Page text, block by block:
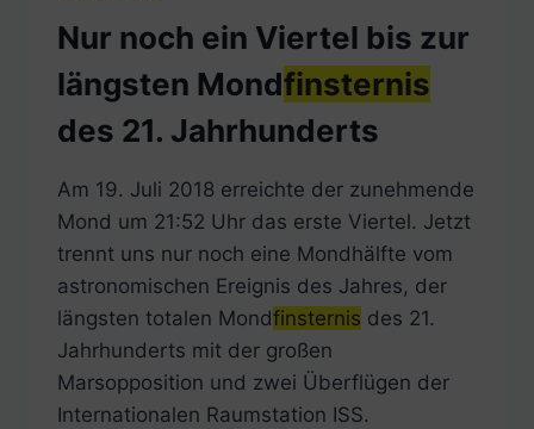
Nur noch ein Viertel bis zur
längsten Mondfinsternis
des 21. Jahrhunderts
Am 19. Juli 2018 erreichte der zunehmende
Mond um 21:52 Uhr das erste Viertel. Jetzt
trennt uns nur noch eine Mondhälfte vom
astronomischen Ereignis des Jahres, der
längsten totalen Mondfinsternis des 21.
Jahrhunderts mit der großen
Marsopposition und zwei Überflügen der
Internationalen Raumstation ISS.